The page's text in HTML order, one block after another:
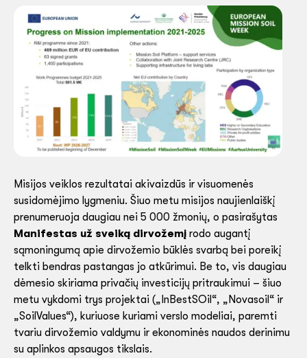
Misijos veiklos rezultatai akivaizdūs ir visuomenės
susidomėjimo lygmeniu. Šiuo metu misijos naujienlaiškį
prenumeruoja daugiau nei 5 000 žmonių, o pasirašytas
Manifestas už sveiką dirvožemį rodo augantį
sąmoningumą apie dirvožemio būklės svarbą bei poreikį
telkti bendras pastangas jo atkūrimui. Be to, vis daugiau
dėmesio skiriama privačių investicijų pritraukimui – šiuo
metu vykdomi trys projektai („InBestSOil“, „Novasoil“ ir
„SoilValues“), kuriuose kuriami verslo modeliai, paremti
tvariu dirvožemio valdymu ir ekonominės naudos derinimu
su aplinkos apsaugos tikslais.